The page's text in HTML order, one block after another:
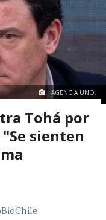
AGENCIA UNO.
Tohá por
sienten